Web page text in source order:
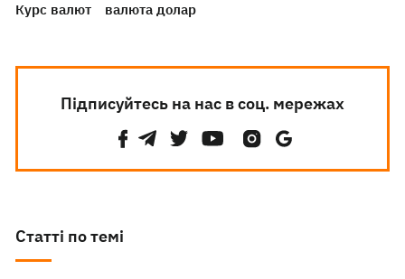
Курс валют
валюта долар
Підписуйтесь на нас в соц. мережах
Статті по темі